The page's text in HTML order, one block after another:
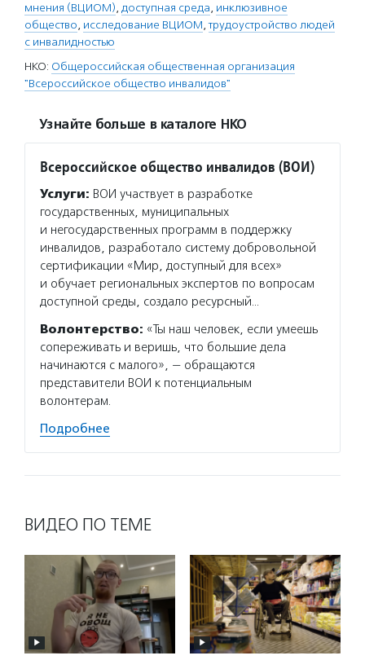
мнения (ВЦИОМ), доступная среда, инклюзивное
общество, исследование ВЦИОМ,трудоустройство людей
с инвалидностью
НКО: Общероссийская общественная организация
"Всероссийское общество инвалидов"
Узнайте больше в каталоге НКО
Всероссийское общество инвалидов (ВОИ)
Услуги: ВОИ участвует в разработке
государственных, муниципальных
и негосударственных программ в поддержку
инвалидов, разработало систему добровольной
сертификации «Мир, доступный для всех»
и обучает региональных экспертов по вопросам
доступной среды, создало ресурсный…
Волонтерство: «Ты наш человек, если умеешь
сопереживать и веришь, что большие дела
начинаются с малого», — обращаются
представители ВОИ к потенциальным
волонтерам.
Подробнее
ВИДЕО ПО ТЕМЕ